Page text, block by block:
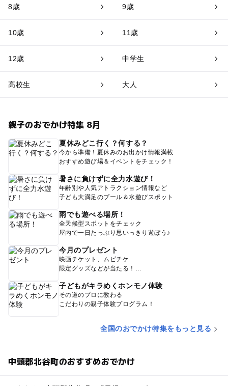
8歳 9歳
10歳 11歳
12歳 中学生
高校生 大人
親子のおでかけ特集 8月
夏休みどこ行く？何する？
今から準備！夏休みのお出かけ情報満載
おすすめ遊び場＆イベントをチェック！
暑さに負けずに全力水遊び！
年齢別や人気アトラクション情報など
子ども大満足のプール＆水遊びスポット
雨でも遊べる場所！
全天候型スポットをチェック
屋内で一日たっぷり思いっきり遊ぼう♪
今月のプレゼント
映画チケット、ムビチケ
限定グッズなどが当たる！
子どもがキラめくホンモノ体験
その道のプロに教わる
こだわりの親子体験プログラム！
全国のおでかけ特集をもっと見る
中頭郡北谷町のおすすめおでかけ